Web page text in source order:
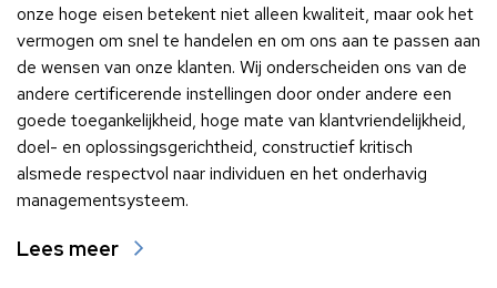
onze hoge eisen betekent niet alleen kwaliteit, maar ook het
vermogen om snel te handelen en om ons aan te passen aan
de wensen van onze klanten. Wij onderscheiden ons van de
andere certificerende instellingen door onder andere een
goede toegankelijkheid, hoge mate van klantvriendelijkheid,
doel- en oplossingsgerichtheid, constructief kritisch
alsmede respectvol naar individuen en het onderhavig
managementsysteem.
Lees meer